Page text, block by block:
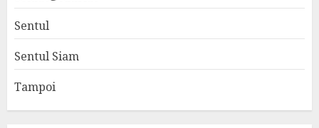
Sentul
Sentul Siam
Tampoi